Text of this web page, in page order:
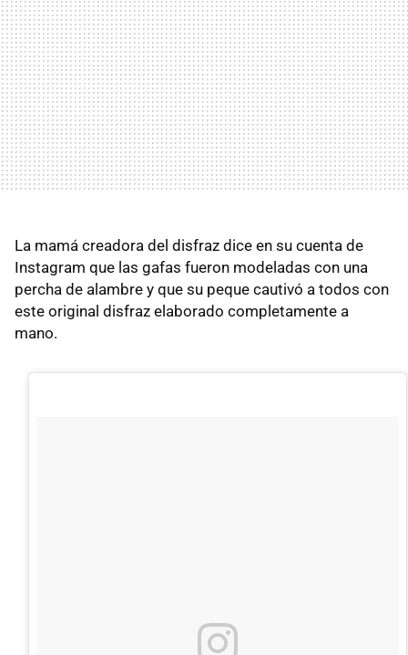
La mamá creadora del disfraz dice en su cuenta de
Instagram que las gafas fueron modeladas con una
percha de alambre y que su peque cautivó a todos con
este original disfraz elaborado completamente a
mano.